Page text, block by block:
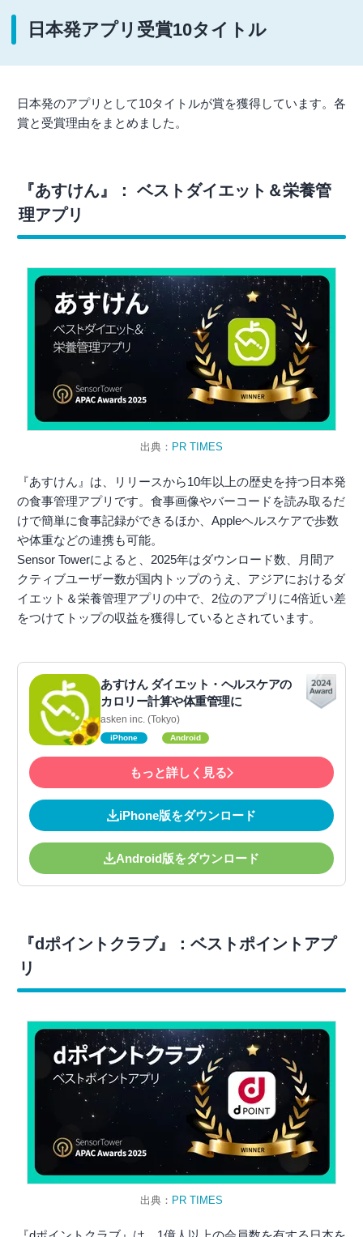
日本発アプリ受賞10タイトル
日本発のアプリとして10タイトルが賞を獲得しています。各
賞と受賞理由をまとめました。
『あすけん』： ベストダイエット＆栄養管
理アプリ
出典： PR TIMES
『あすけん』は、リリースから10年以上の歴史を持つ日本発
の食事管理アプリです。食事画像やバーコードを読み取るだ
けで簡単に食事記録ができるほか、Appleヘルスケアで歩数
や体重などの連携も可能。
Sensor Towerによると、2025年はダウンロード数、月間ア
クティブユーザー数が国内トップのうえ、アジアにおけるダ
イエット＆栄養管理アプリの中で、2位のアプリに4倍近い差
をつけてトップの収益を獲得しているとされています。
あすけん ダイエット・ヘルスケアの
カロリー計算や体重管理に
asken inc. (Tokyo)
iPhone Android
もっと詳しく見る
iPhone版をダウンロード
Android版をダウンロード
『dポイントクラブ』：ベストポイントアプ
リ
出典： PR TIMES